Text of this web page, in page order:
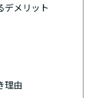
デメリット
理由